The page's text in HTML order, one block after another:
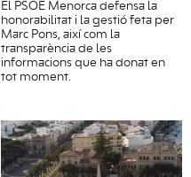
El PSOE Menorca defensa la
honorabilitat i la gestió feta per
Marc Pons, així com la
transparència de les
informacions que ha donat en
tot moment.